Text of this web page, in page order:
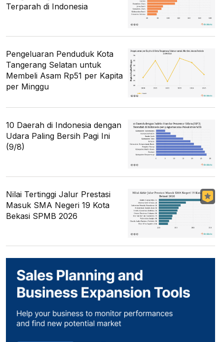
Terparah di Indonesia
Pengeluaran Penduduk Kota
Tangerang Selatan untuk
Membeli Asam Rp51 per Kapita
per Minggu
10 Daerah di Indonesia dengan
Udara Paling Bersih Pagi Ini
(9/8)
Nilai Tertinggi Jalur Prestasi
Masuk SMA Negeri 19 Kota
Bekasi SPMB 2026